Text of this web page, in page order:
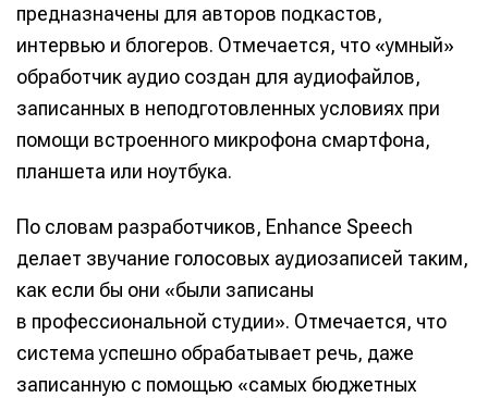
предназначены для авторов подкастов,
интервью и блогеров. Отмечается, что «умный»
обработчик аудио создан для аудиофайлов,
записанных в неподготовленных условиях при
помощи встроенного микрофона смартфона,
планшета или ноутбука.
По словам разработчиков, Enhance Speech
делает звучание голосовых аудиозаписей таким,
как если бы они «были записаны
в профессиональной студии». Отмечается, что
система успешно обрабатывает речь, даже
записанную с помощью «самых бюджетных